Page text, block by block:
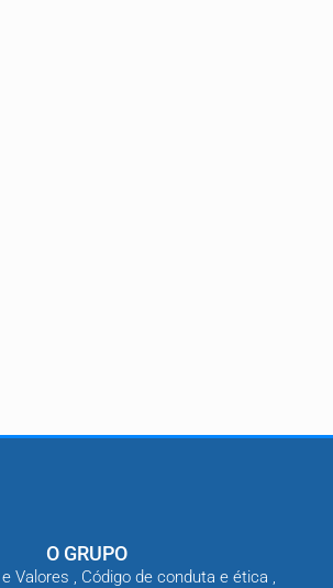
O GRUPO
Valores , Código de conduta e ética ,